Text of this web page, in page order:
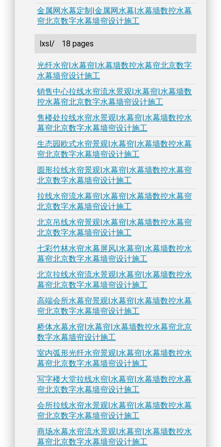
金属网水幕定制|金属网水幕|水幕墙数控水幕
帘北京数字水幕墙帘设计施工
lxsl/ 18 pages
光纤水帘|水幕帘|水幕墙数控水幕帘北京数字
水幕墙帘设计施工
销售中心拉线水帘流水景观|水幕帘|水幕墙数
控水幕帘北京数字水幕墙帘设计施工
售楼处拉线水帘水景观|水幕帘|水幕墙数控水
幕帘北京数字水幕墙帘设计施工
生态园欧式水帘景观|水幕帘|水幕墙数控水幕
帘北京数字水幕墙帘设计施工
圆形拉线水帘景观|水幕帘|水幕墙数控水幕帘
北京数字水幕墙帘设计施工
拉线水帘流水幕帘|水幕帘|水幕墙数控水幕帘
北京数字水幕墙帘设计施工
北京吊线水帘景观|水幕帘|水幕墙数控水幕帘
北京数字水幕墙帘设计施工
七彩竹林水帘水幕屏风|水幕帘|水幕墙数控水
幕帘北京数字水幕墙帘设计施工
北京拉线水帘流水景观|水幕帘|水幕墙数控水
幕帘北京数字水幕墙帘设计施工
高端会所水幕帘景观|水幕帘|水幕墙数控水幕
帘北京数字水幕墙帘设计施工
桥体水幕水帘|水幕帘|水幕墙数控水幕帘北京
数字水幕墙帘设计施工
室内弧形光纤水帘景观|水幕帘|水幕墙数控水
幕帘北京数字水幕墙帘设计施工
写字楼大堂拉线水帘|水幕帘|水幕墙数控水幕
帘北京数字水幕墙帘设计施工
会所拉线水帘水景观|水幕帘|水幕墙数控水幕
帘北京数字水幕墙帘设计施工
商场水幕水帘流水景观|水幕帘|水幕墙数控水
幕帘北京数字水幕墙帘设计施工